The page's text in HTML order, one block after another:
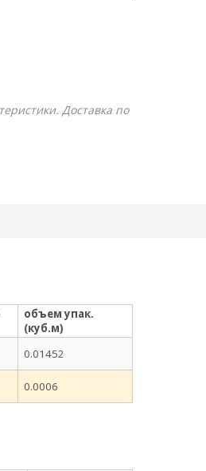
Доставка по
объем упак.
(куб.м)
0.01452
0.0006